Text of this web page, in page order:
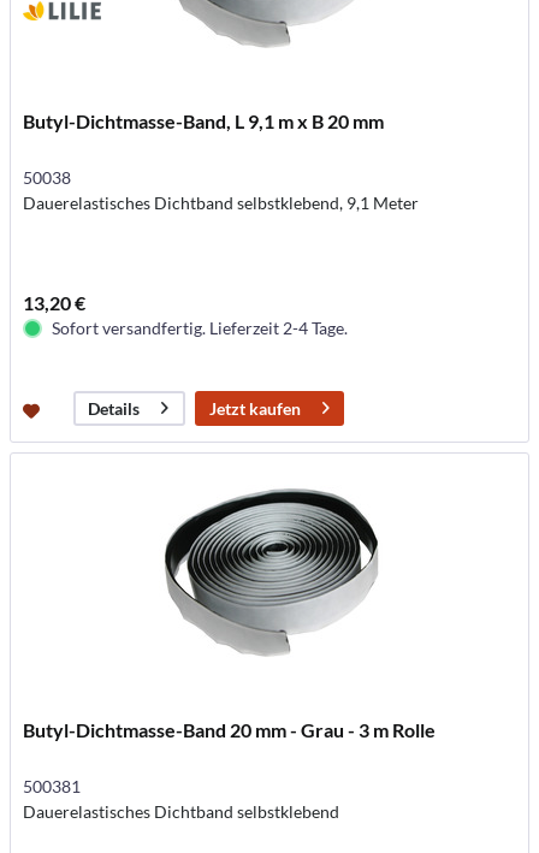
Butyl-Dichtmasse-Band, L 9,1 m x B 20 mm
50038
Dauerelastisches Dichtband selbstklebend, 9,1 Meter
13,20 €
Sofort versandfertig. Lieferzeit 2-4 Tage.
Details Jetzt kaufen
Butyl-Dichtmasse-Band 20 mm - Grau - 3 m Rolle
500381
Dauerelastisches Dichtband selbstklebend